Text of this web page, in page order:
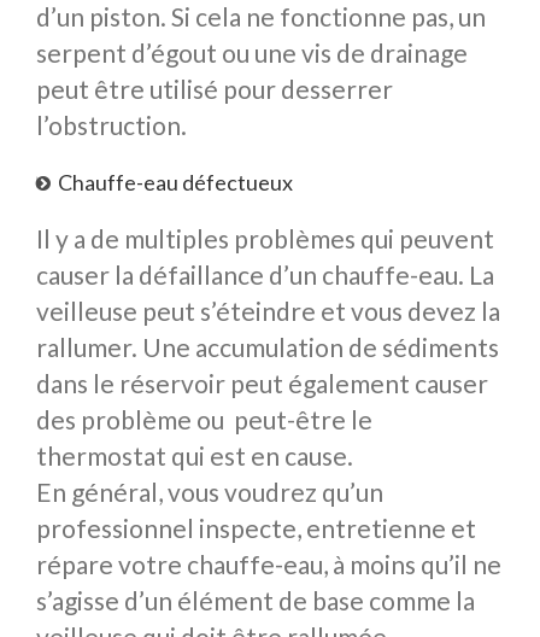
d’un piston. Si cela ne fonctionne pas, un
serpent d’égout ou une vis de drainage
peut être utilisé pour desserrer
l’obstruction.
Chauffe-eau défectueux
Il y a de multiples problèmes qui peuvent
causer la défaillance d’un chauffe-eau. La
veilleuse peut s’éteindre et vous devez la
rallumer. Une accumulation de sédiments
dans le réservoir peut également causer
des problème ou peut-être le
thermostat qui est en cause.
En général, vous voudrez qu’un
professionnel inspecte, entretienne et
répare votre chauffe-eau, à moins qu’il ne
s’agisse d’un élément de base comme la